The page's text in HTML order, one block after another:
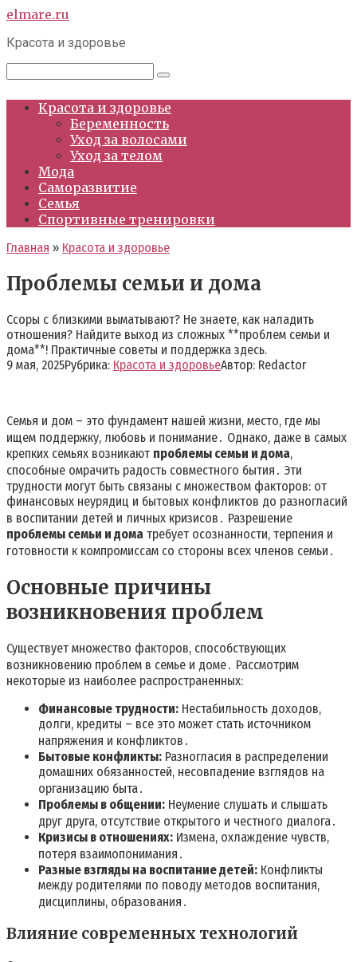
Перейти
контенту
elmare.ru
Красота и здоровье
Красота и здоровье
Беременность
Уход за волосами
Уход за телом
Мода
Саморазвитие
Семья
Спортивные тренировки
Главная » Красота и здоровье
Проблемы семьи и дома
Ссоры с близкими выматывают? Не знаете, как наладить
отношения? Найдите выход из сложных **проблем семьи и
дома**! Практичные советы и поддержка здесь.
9 мая, 2025Рубрика: Красота и здоровьеАвтор: Redactor
Семья и дом – это фундамент нашей жизни, место, где мы
ищем поддержку, любовь и понимание․ Однако, даже в самых
крепких семьях возникают проблемы семьи и дома,
способные омрачить радость совместного бытия․ Эти
трудности могут быть связаны с множеством факторов: от
финансовых неурядиц и бытовых конфликтов до разногласий
в воспитании детей и личных кризисов․ Разрешение
проблемы семьи и дома требует осознанности, терпения и
готовности к компромиссам со стороны всех членов семьи․
Основные причины
возникновения проблем
Существует множество факторов, способствующих
возникновению проблем в семье и доме․ Рассмотрим
некоторые из наиболее распространенных:
Финансовые трудности: Нестабильность доходов,
долги, кредиты – все это может стать источником
напряжения и конфликтов․
Бытовые конфликты: Разногласия в распределении
домашних обязанностей, несовпадение взглядов на
организацию быта․
Проблемы в общении: Неумение слушать и слышать
друг друга, отсутствие открытого и честного диалога․
Кризисы в отношениях: Измена, охлаждение чувств,
потеря взаимопонимания․
Разные взгляды на воспитание детей: Конфликты
между родителями по поводу методов воспитания,
дисциплины, образования․
Влияние современных технологий